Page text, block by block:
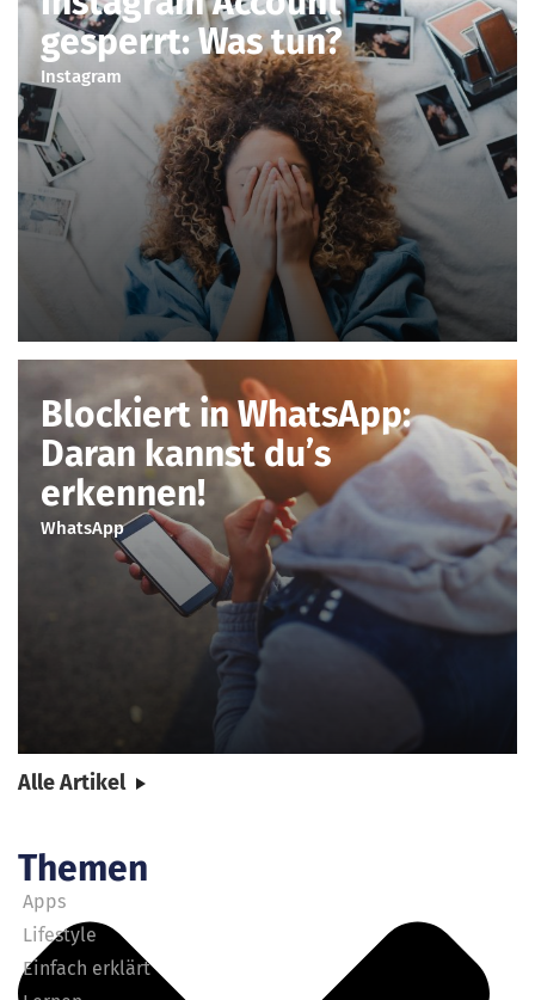
gesperrt: Was tun?
Instagram
Blockiert in WhatsApp:
Daran kannst du’s
erkennen!
WhatsApp
Alle Artikel
Themen
Apps
Lifestyle
Einfach erklärt